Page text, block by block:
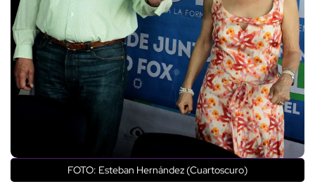
FOTO: Esteban Hernández (Cuartoscuro)